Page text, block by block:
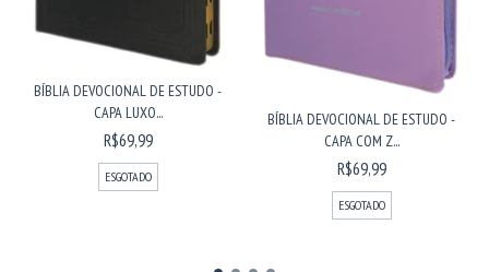
BÍBLIA DEVOCIONAL DE ESTUDO -
CAPA LUXO...
R$69,99
ESGOTADO
BÍBLIA DEVOCIONAL DE ESTUDO -
CAPA COM Z...
R$69,99
ESGOTADO